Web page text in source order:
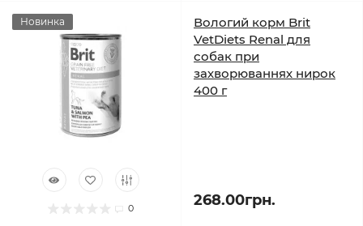
Новинка
0
Вологий корм Brit
VetDiets Renal для
собак при
захворюваннях нирок
400 г
268.00грн.